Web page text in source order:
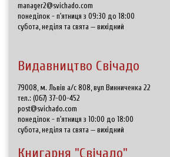
manager2@svichado.com
понеділок - п'ятниця з 09:30 до 18:00
субота, неділя та свята — вихідний
Видавництво Свічадо
79008, м. Львів а/с 808, вул Винниченка 22
тел.: (067) 37-00-452
post@svichado.com
понеділок - п'ятниця з 10:00 до 18:00
субота, неділя та свята — вихідний
Книгарня "Свічадо"